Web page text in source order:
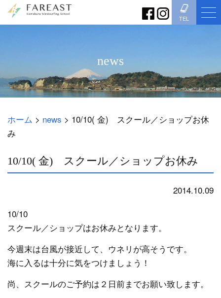
TEL
news
ホーム > news > 10/10( 金) スクール／ショップお休
み
10/10( 金) スクール／ショップお休み
2014.10.09
10/10
スクール／ショップはお休みとなります。
今週末は台風が接近して、ウネリが高そうです。
海に入るは十分に気をつけましょう！
尚、スクールのご予約は２日前までお願い致します。